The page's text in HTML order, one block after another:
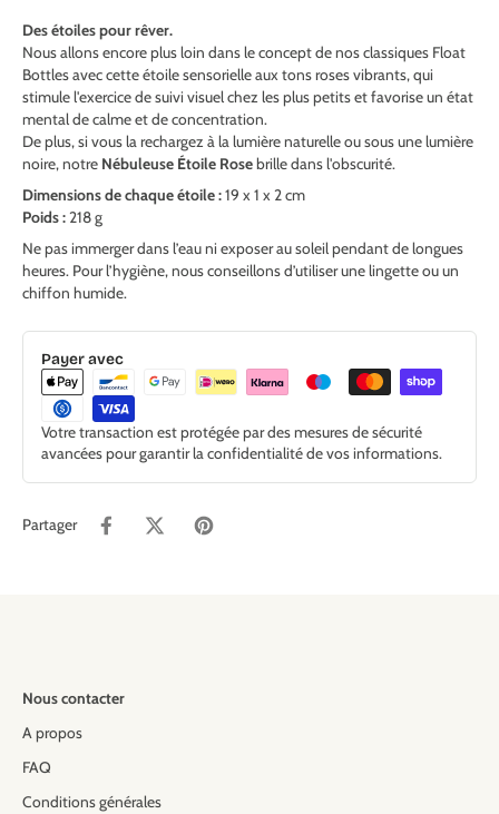
Des étoiles pour rêver.
Nous allons encore plus loin dans le concept de nos classiques Float
Bottles avec cette étoile sensorielle aux tons roses vibrants, qui
stimule l'exercice de suivi visuel chez les plus petits et favorise un état
mental de calme et de concentration.
De plus, si vous la rechargez à la lumière naturelle ou sous une lumière
noire, notre Nébuleuse Étoile Rose brille dans l'obscurité.
Dimensions de chaque étoile :19 x 1 x 2 cm
Poids :218 g
Ne pas immerger dans l’eau ni exposer au soleil pendant de longues
heures. Pour l’hygiène, nous conseillons d’utiliser une lingette ou un
chiffon humide.
Payer avec
Votre transaction est protégée par des mesures de sécurité
avancées pour garantir la confidentialité de vos informations.
Partager
Nous contacter
A propos
FAQ
Conditions générales